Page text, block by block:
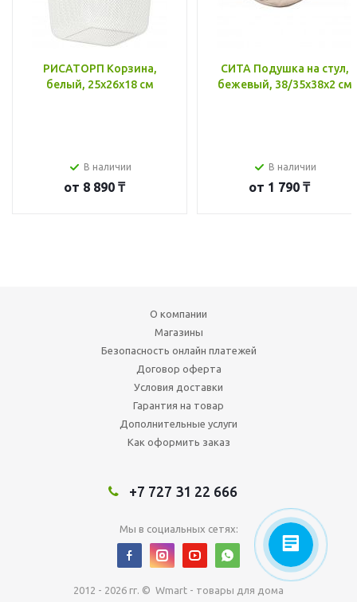
РИСАТОРП Корзина,
белый, 25x26x18 см
В наличии
от 8 890 ₸
СИТА Подушка на стул,
бежевый, 38/35x38x2 см
В наличии
от 1 790 ₸
О компании
Магазины
Безопасность онлайн платежей
Договор оферта
Условия доставки
Гарантия на товар
Дополнительные услуги
Как оформить заказ
+7 727 31 22 666
Мы в социальных сетях:
2012 - 2026 гг. © Wmart - товары для дома